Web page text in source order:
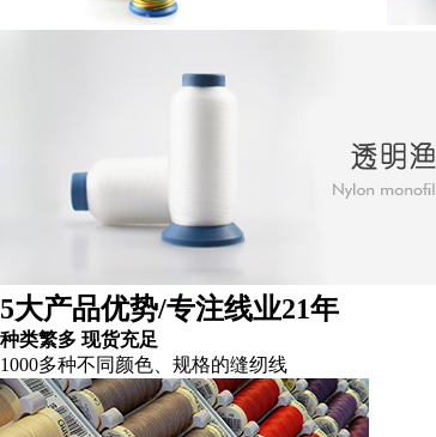
5大产品优势/专注线业21年
种类繁多 现货充足
1000多种不同颜色、规格的缝纫线